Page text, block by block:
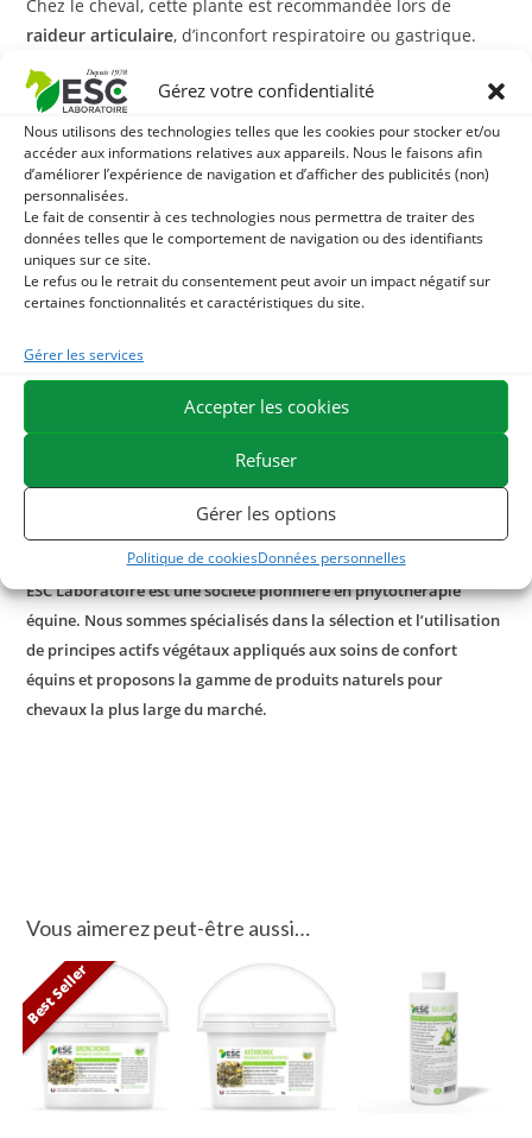
Gérez votre confidentialité
Nous utilisons des technologies telles que les cookies pour stocker et/ou
accéder aux informations relatives aux appareils. Nous le faisons afin
d’améliorer l’expérience de navigation et d’afficher des publicités (non)
personnalisées.
Le fait de consentir à ces technologies nous permettra de traiter des
données telles que le comportement de navigation ou des identifiants
uniques sur ce site.
Le refus ou le retrait du consentement peut avoir un impact négatif sur
certaines fonctionnalités et caractéristiques du site.
Gérer les services
Accepter les cookies
Refuser
Gérer les options
Politique de cookiesDonnées personnelles
Chez le cheval, cette plante est recommandée lors de
raideur articulaire, d’inconfort respiratoire ou gastrique.
Contrairement à d’autres plantes qui apaisent les raideurs
articulaires, la
digestif. Elle peut être une alternative à l’Harpagophytum.
Avec quoi associer la Boswellia Serrata ?
En cas d’articulation sensible, la Boswellia serratadonnée
pure dans la ration pourra être accompagnée deSiliflex,
source de silice qui favorise la production de collagène et
Dans le cas d’inconfort respiratoire et d’encombrement des
bronches, vous pouvez distribuer du
pourra être distribué en complément en
cas d’estomac sensible.
ESC Laboratoire est une société pionnière en phytothérapie
équine. Nous sommes spécialisés dans la sélection et l’utilisation
de principes actifs végétaux appliqués aux soins de confort
équins et proposons la gamme de produits naturels pour
chevaux la plus large du marché.
Vous aimerez peut-être aussi…
Best Seller